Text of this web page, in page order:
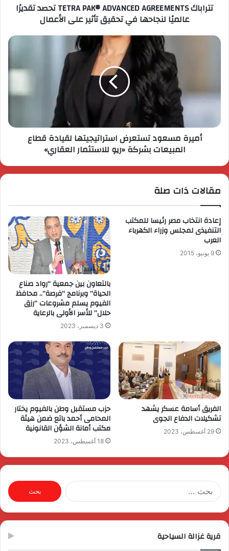
تتراباك TETRA PAK®️ ADVANCED AGREEMENTS تحصد تقديرًا
عالميًا لنجاحها في تحقيق تأثير على الأعمال
أميرة مسعود تستعرض استراتيجيتها لقيادة قطاع
المبيعات بشركة «ريو للاستثمار العقاري»
مقالات ذات صلة
إعادة انتخاب مصر رئيسا للمكتب
التنفيذى لمجلس وزراء الكهرباء
العرب
9 يونيو، 2015
بالتعاون بين جمعية “رواد صناع
الحياة” وبرنامج “فرصة”.. محافظ
الفيوم يسلم مشروعات “رزق
حلال” للأسر الأولى بالرعاية
3 ديسمبر، 2023
الفريق أسامة عسكر يشهد
تشكيلات الدفاع الجوى
29 أغسطس، 2023
حزب مستقبل وطن بالفيوم يختار
المحامى أحمد باتع ضمن هيئة
مكتب أمانة الشؤن القانونية
18 أغسطس، 2023
البحث
عن:
قرية غزالة السياحية